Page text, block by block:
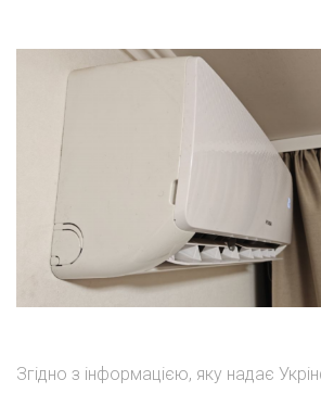
Згідно з інформацією, яку надає